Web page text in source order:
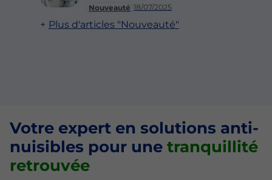
Nouveauté 18/07/2025
Plus d'articles "Nouveauté"
Votre expert en solutions anti-
nuisibles pour une tranquillité
retrouvée